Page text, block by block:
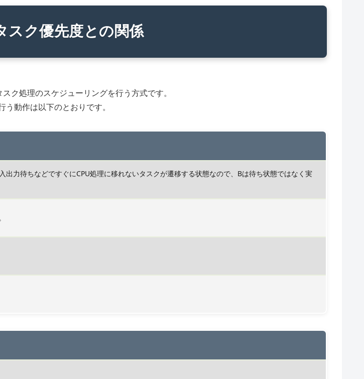
スク優先度との関係
ク処理のスケジューリングを行う方式です。
動作は以下のとおりです。
出力待ちなどですぐにCPU処理に移れないタスクが遷移する状態なので、Bは待ち状態ではなく実